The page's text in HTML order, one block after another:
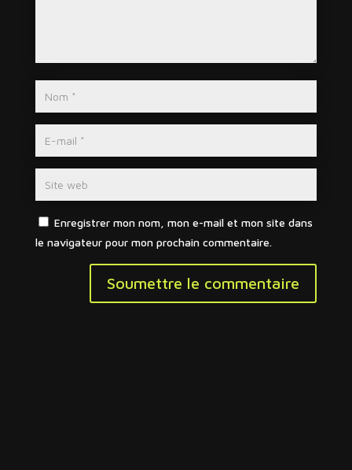
Enregistrer mon nom, mon e-mail et mon site dans
le navigateur pour mon prochain commentaire.
Soumettre le commentaire